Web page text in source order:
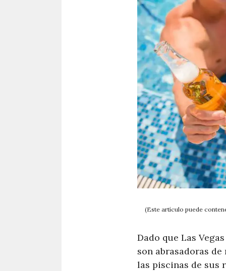
(Este artículo puede
Dado que Las
son abrasadoras
las piscinas de sus